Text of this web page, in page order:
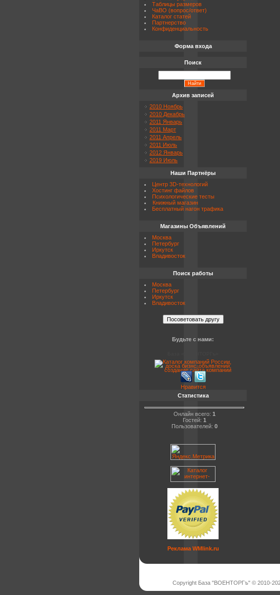
Таблицы размеров
ЧаВО (вопрос/ответ)
Каталог статей
Партнерство
Конфиденциальность
Форма входа
Поиск
Архив записей
2010 Ноябрь
2010 Декабрь
2011 Январь
2011 Март
2011 Апрель
2011 Июль
2012 Январь
2019 Июль
Наши Партнёры
Центр 3D-технологий
Хостинг файлов
Психологические тесты
Книжный магазин
Бесплатный нагон трафика
Магазины Объявлений
Москва
Петербург
Иркутск
Владивосток
Поиск работы
Москва
Петербург
Иркутск
Владивосток
Будьте с нами:
Нравится
Статистика
Онлайн всего: 1
Гостей: 1
Пользователей: 0
Реклама WMlink.ru
Copyright База "ВОЕНТОРГъ" © 2010-